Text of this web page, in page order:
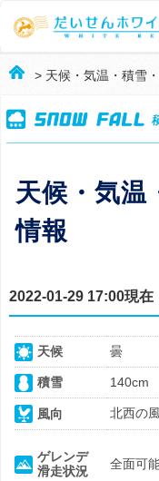
> 天候・気温・積雪
天候・気温
情報
2022-01-29 17:00現在
天候 曇
積雪 140cm
風向 北西の
ゲレンデ
滑走状況
全面可